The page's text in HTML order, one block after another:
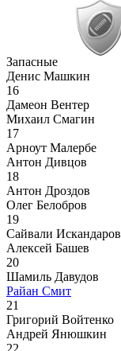
Запасные
Денис Машкин
16
Дамеон Вентер
Михаил Смагин
17
Арноут Малербе
Антон Дивцов
18
Антон Дроздов
Олег Белобров
19
Сайвали Искандаров
Алексей Башев
20
Шамиль Давудов
Райан Смит
21
Григорий Войтенко
Андрей Янюшкин
22